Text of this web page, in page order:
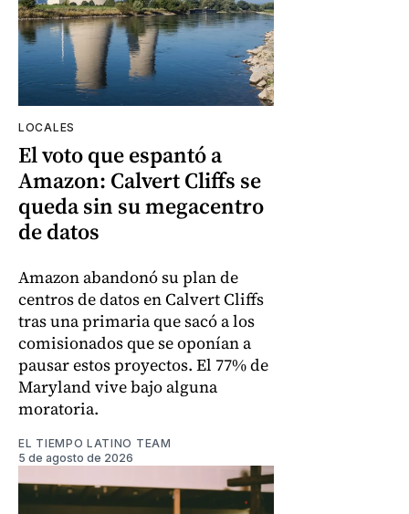
LOCALES
El voto que espantó a
Amazon: Calvert Cliffs se
queda sin su megacentro
de datos
Amazon abandonó su plan de
centros de datos en Calvert Cliffs
tras una primaria que sacó a los
comisionados que se oponían a
pausar estos proyectos. El 77% de
Maryland vive bajo alguna
moratoria.
EL TIEMPO LATINO TEAM
5 de agosto de 2026